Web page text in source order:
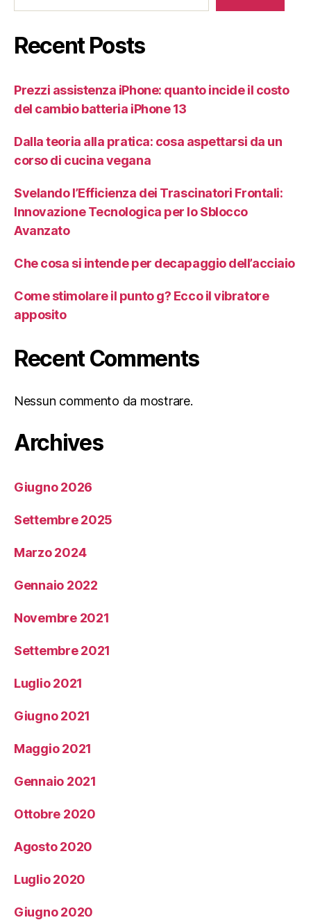
Recent Posts
Prezzi assistenza iPhone: quanto incide il costo
del cambio batteria iPhone 13
Dalla teoria alla pratica: cosa aspettarsi da un
corso di cucina vegana
Svelando l’Efficienza dei Trascinatori Frontali:
Innovazione Tecnologica per lo Sblocco
Avanzato
Che cosa si intende per decapaggio dell’acciaio
Come stimolare il punto g? Ecco il vibratore
apposito
Recent Comments
Nessun commento da mostrare.
Archives
Giugno 2026
Settembre 2025
Marzo 2024
Gennaio 2022
Novembre 2021
Settembre 2021
Luglio 2021
Giugno 2021
Maggio 2021
Gennaio 2021
Ottobre 2020
Agosto 2020
Luglio 2020
Giugno 2020